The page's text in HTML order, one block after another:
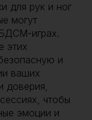
для рук и ног
могут
БДСМ-играх.
этих
и
ваших
доверия,
чтобы
эмоции и